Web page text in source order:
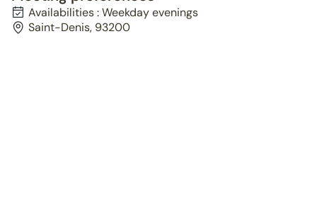
Availabilities : Weekday evenings
Saint-Denis, 93200